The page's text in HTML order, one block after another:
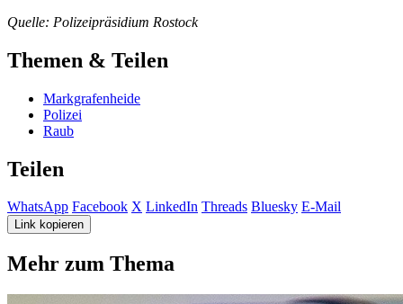
Quelle: Polizeipräsidium Rostock
Themen & Teilen
Markgrafenheide
Polizei
Raub
Teilen
WhatsApp Facebook X LinkedIn Threads Bluesky E-Mail
Link kopieren
Mehr zum Thema